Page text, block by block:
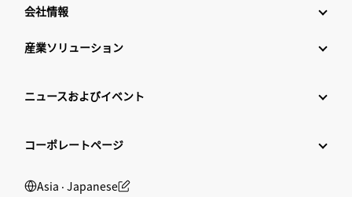
会社情報
産業ソリューション
ニュースおよびイベント
コーポレートページ
Asia ‧ Japanese